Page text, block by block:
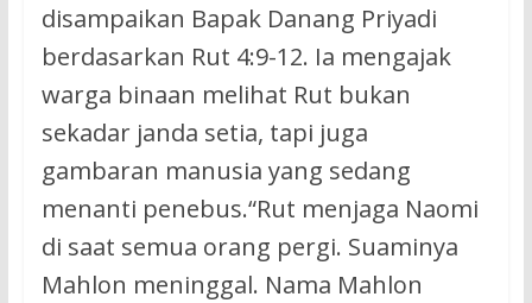
disampaikan Bapak Danang Priyadi
berdasarkan Rut 4:9-12. Ia mengajak
warga binaan melihat Rut bukan
sekadar janda setia, tapi juga
gambaran manusia yang sedang
menanti penebus.“Rut menjaga Naomi
di saat semua orang pergi. Suaminya
Mahlon meninggal. Nama Mahlon